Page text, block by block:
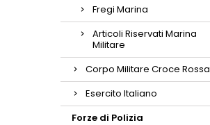
Fregi Marina
Articoli Riservati Marina
Militare
Corpo Militare Croce Rossa
Esercito Italiano
Forze di Polizia